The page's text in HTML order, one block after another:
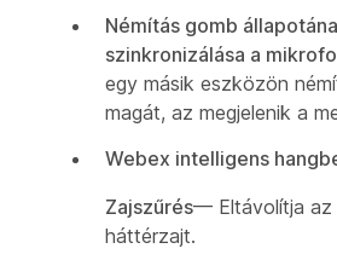
Némítás gomb
szinkronizálása a
egy másik eszközön
magát, az megjelenik a
Webex intelligens
Zajszűrés— Eltávolítja az
háttérzajt.